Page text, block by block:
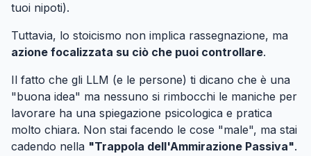
tuoi nipoti).
Tuttavia, lo stoicismo non implica rassegnazione, ma
azione focalizzata su ciò che puoi controllare.
Il fatto che gli LLM (e le persone) ti dicano che è una
"buona idea" ma nessuno si rimbocchi le maniche per
lavorare ha una spiegazione psicologica e pratica
molto chiara. Non stai facendo le cose "male", ma stai
cadendo nella "Trappola dell'Ammirazione Passiva".